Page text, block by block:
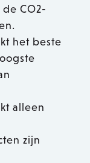
CO2-
het beste
alleen
zijn